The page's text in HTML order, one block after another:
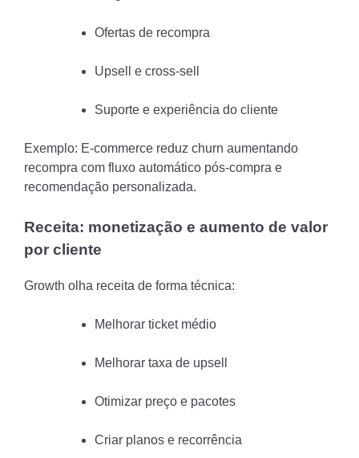
Ofertas de recompra
Upsell e cross-sell
Suporte e experiência do cliente
Exemplo: E-commerce reduz churn aumentando
recompra com fluxo automático pós-compra e
recomendação personalizada.
Receita: monetização e aumento de valor
por cliente
Growth olha receita de forma técnica:
Melhorar ticket médio
Melhorar taxa de upsell
Otimizar preço e pacotes
Criar planos e recorrência